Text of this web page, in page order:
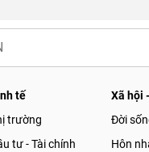
tế
trường
tư - Tài chính
Xã hội
Đời
Hôn